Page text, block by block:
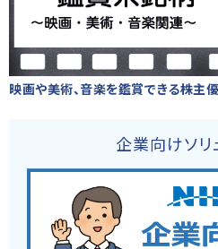
映画や美術、音楽を鑑賞できる株主
企業向けソリ